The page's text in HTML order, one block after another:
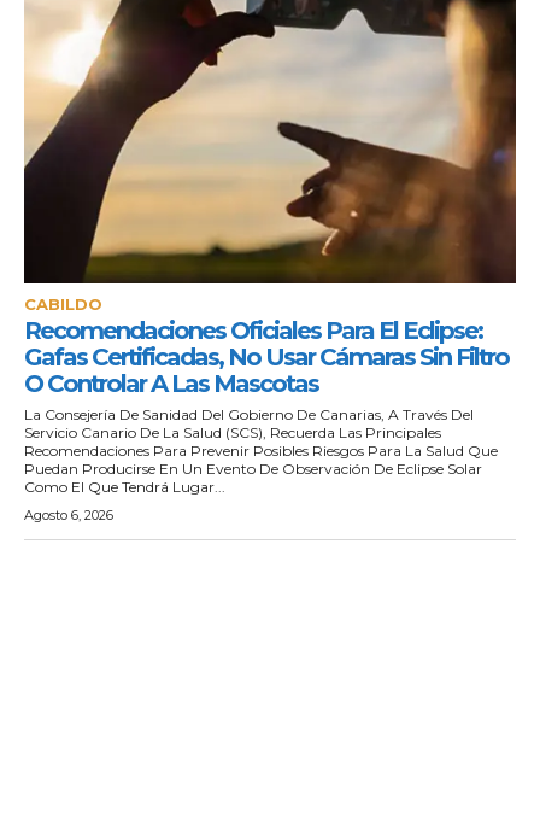
CABILDO
Recomendaciones Oficiales Para El Eclipse:
Gafas Certificadas, No Usar Cámaras Sin Filtro
O Controlar A Las Mascotas
La Consejería De Sanidad Del Gobierno De Canarias, A Través Del
Servicio Canario De La Salud (SCS), Recuerda Las Principales
Recomendaciones Para Prevenir Posibles Riesgos Para La Salud Que
Puedan Producirse En Un Evento De Observación De Eclipse Solar
Como El Que Tendrá Lugar...
Agosto 6, 2026